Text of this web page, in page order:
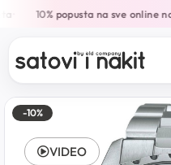
• 10% popusta na sve online
-10%
VIDEO